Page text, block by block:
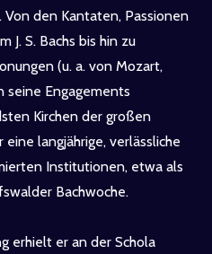
den Kantaten, Passionen
J. S. Bachs bis hin zu
(u. a. von Mozart,
seine Engagements
Kirchen der großen
langjährige, verlässliche
Institutionen, etwa als
Bachwoche.
erhielt er an der Schola